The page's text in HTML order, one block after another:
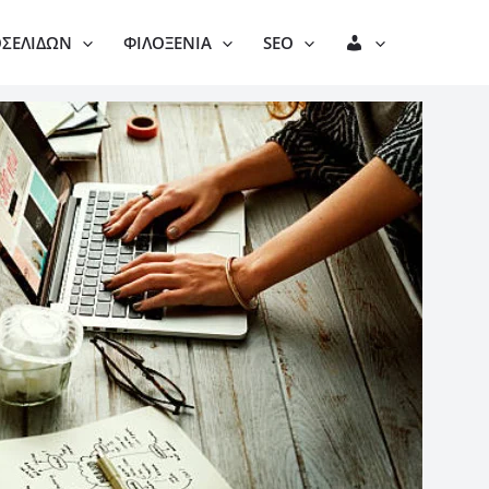
ΦΙΛΟΞΕΝΊΑ SEO
Γ
Α
Ρ
Ι
Α
Μ
Ό
Σ